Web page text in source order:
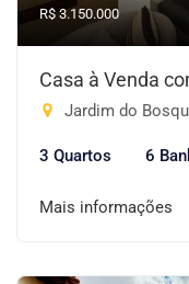
R$ 3.150.000
Casa à Venda
Jardim do
3 Quartos 6
Mais informações